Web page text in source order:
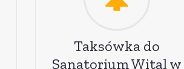
Taksówka do
Sanatorium Wital w